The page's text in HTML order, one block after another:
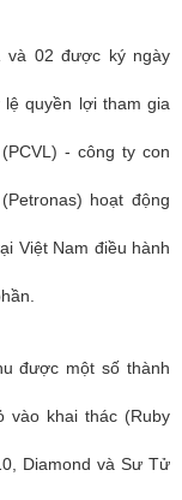
và 02 được ký ngày
quyền lợi tham gia
- công ty con
hoạt động
Việt Nam điều hành
được một số thành
vào khai thác (Ruby
Diamond và Sư Tử